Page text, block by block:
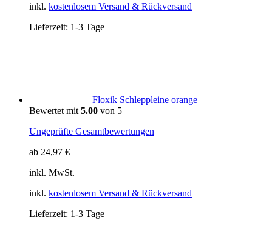
inkl. kostenlosem Versand & Rückversand
Lieferzeit: 1-3 Tage
Floxik Schleppleine orange
Bewertet mit 5.00 von 5
Ungeprüfte Gesamtbewertungen
ab 24,97 €
inkl. MwSt.
inkl. kostenlosem Versand & Rückversand
Lieferzeit: 1-3 Tage